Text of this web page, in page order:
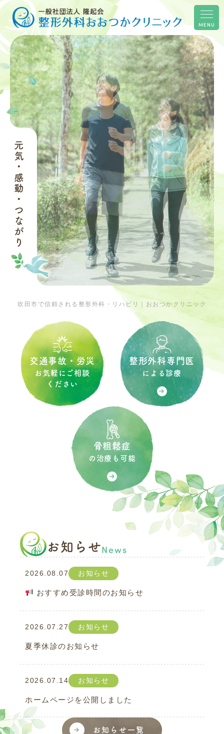
MENU
元気・感動・つながり
吹田市で信頼される整形外科・リハビリ｜おおつかクリニック
交通事故・労災
お気軽にご相談
ください
整形外科専門医
による診療
骨粗鬆症
の治療も可能
お知らせNews
2026.08.07 お知らせ
おすすめ受診時間のお知らせ
2026.07.27 お知らせ
夏季休診のお知らせ
2026.07.14 お知らせ
ホームページを公開しました
お知らせ一覧